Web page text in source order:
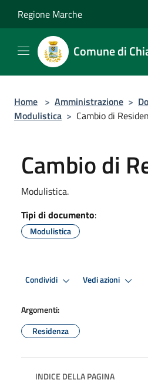
Regione Marche
Comune di
Home > Amministrazione >
Modulistica > Cambio di
Cambio di
Modulistica.
Tipi di documento:
Modulistica
Condividi Vedi azioni
Argomenti:
Residenza
INDICE DELLA PAGINA